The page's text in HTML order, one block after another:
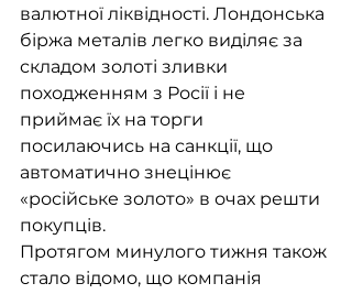
валютної ліквідності. Лондонська
біржа металів легко виділяє за
складом золоті зливки
походженням з Росії і не
приймає їх на торги
посилаючись на санкції, що
автоматично знецінює
«російське золото» в очах решти
покупців.
Протягом минулого тижня також
стало відомо, що компанія